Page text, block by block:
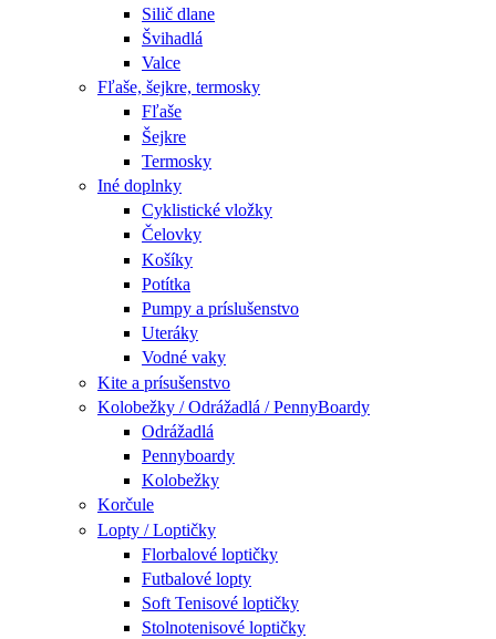
Silič dlane
Švihadlá
Valce
Fľaše, šejkre, termosky
Fľaše
Šejkre
Termosky
Iné doplnky
Cyklistické vložky
Čelovky
Košíky
Potítka
Pumpy a príslušenstvo
Uteráky
Vodné vaky
Kite a prísušenstvo
Kolobežky / Odrážadlá / PennyBoardy
Odrážadlá
Pennyboardy
Kolobežky
Korčule
Lopty / Loptičky
Florbalové loptičky
Futbalové lopty
Soft Tenisové loptičky
Stolnotenisové loptičky